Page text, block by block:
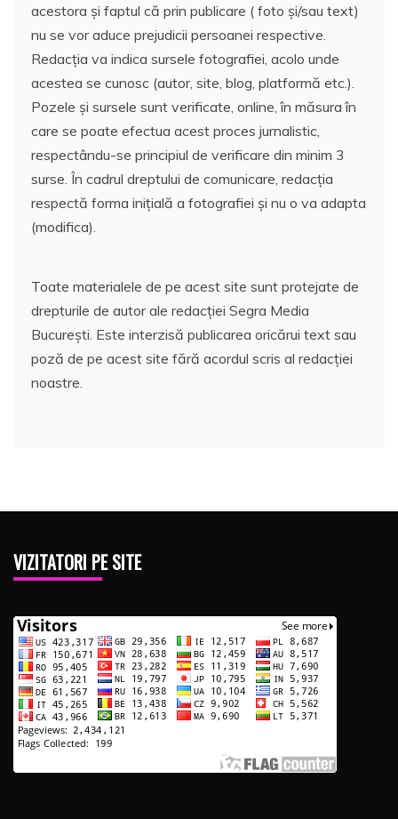
acestora și faptul că prin publicare ( foto și/sau text)
nu se vor aduce prejudicii persoanei respective.
Redacția va indica sursele fotografiei, acolo unde
acestea se cunosc (autor, site, blog, platformă etc.).
Pozele și sursele sunt verificate, online, în măsura în
care se poate efectua acest proces jurnalistic,
respectându-se principiul de verificare din minim 3
surse. În cadrul dreptului de comunicare, redacția
respectă forma inițială a fotografiei și nu o va adapta
(modifica).
Toate materialele de pe acest site sunt protejate de
drepturile de autor ale redacției Segra Media
București. Este interzisă publicarea oricărui text sau
poză de pe acest site fără acordul scris al redacției
noastre.
VIZITATORI PE SITE